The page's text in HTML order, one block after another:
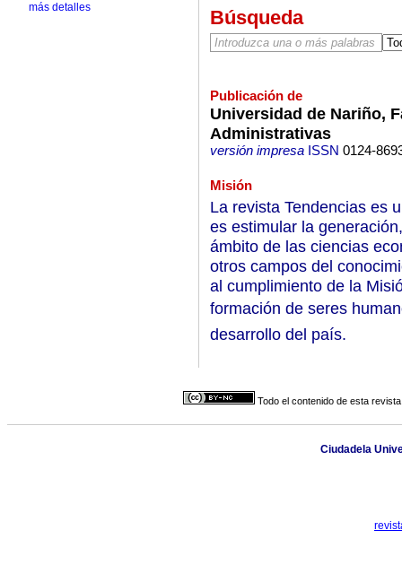
más detalles Búsqueda
Publicación de
Universidad de Nariño,
Administrativas
versión impresaISSN 0124-
Misión
La revista Tendencias es
es estimular la
ámbito de las ciencias
otros campos del
al cumplimiento de la
formación de seres
desarrollo del país.
Todo el contenido de esta
Ciudadela